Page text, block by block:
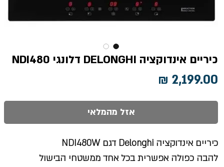
כיריים אינדוקציה DELONGHI דלונגי NDI480
אזל מהמלאי
כיריים אינדוקציה Delonghi דגם NDI480W
להבה כפולה אפשרית בכל אחד ממשטחי הבישול